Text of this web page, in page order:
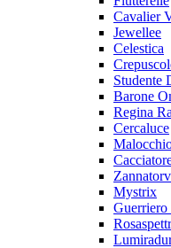
Cavalier
Jewellee
Celestica
Studente
Barone
Regina
Cercaluce
Mystrix